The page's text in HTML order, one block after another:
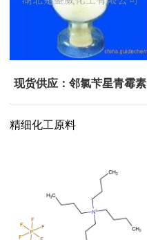
现货供应：邻氯苄星青霉素
精细化工原料